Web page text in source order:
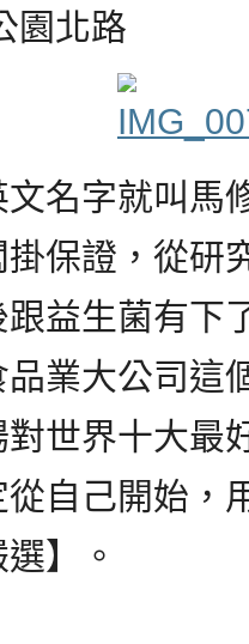
園北路
名字就叫馬
保證，從研
益生菌有下
業大公司這
世界十大最
自己開始，
】。